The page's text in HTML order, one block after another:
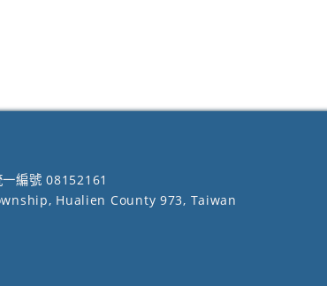
編號 08152161
Hualien County 973, Taiwan